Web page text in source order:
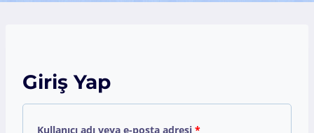
Giriş Yap
Kullanıcı adı veya e-posta adresi *G